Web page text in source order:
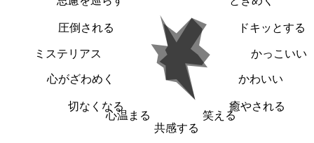
ドキッとする
かっこいい
かわいい
癒やされる
笑える
共感する
心温まる
切なくなる
心がざわめく
ミステリアス
圧倒される